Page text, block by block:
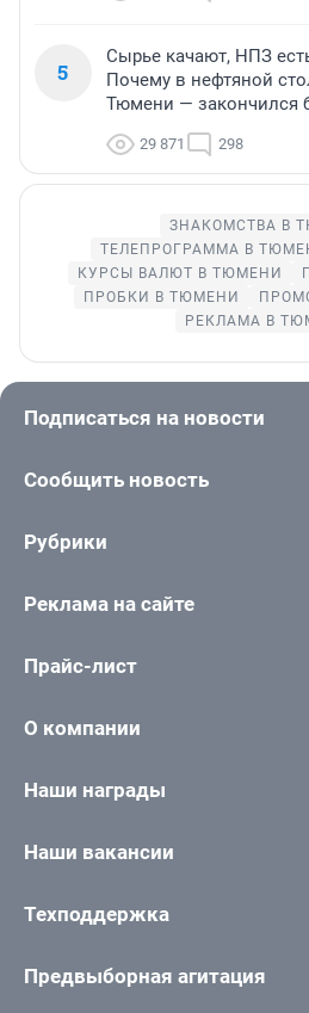
5
Сырье качают, НПЗ
Почему в нефтяной
Тюмени — закончился
29 871 298
ЗНАКОМСТВА В
ТЕЛЕПРОГРАММА В
КУРСЫ ВАЛЮТ В ТЮМЕНИ
ПРОБКИ В ТЮМЕНИ
РЕКЛАМА В
Подписаться на новости
Сообщить новость
Рубрики
Реклама на сайте
Прайс-лист
О компании
Наши награды
Наши вакансии
Техподдержка
Предвыборная агитация